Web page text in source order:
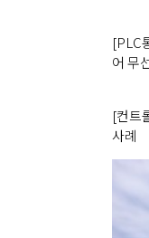
[PLC
어 무
[컨트
사례